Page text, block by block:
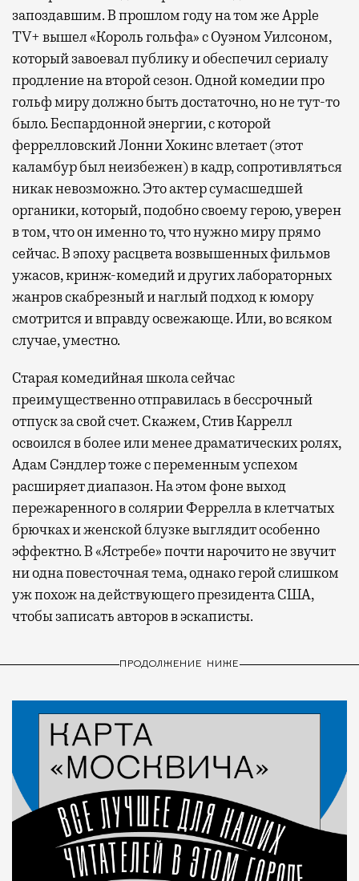
запоздавшим. В прошлом году на том же Apple
TV+ вышел «Король гольфа» с Оуэном Уилсоном,
который завоевал публику и обеспечил сериалу
продление на второй сезон. Одной комедии про
гольф миру должно быть достаточно, но не тут-то
было. Беспардонной энергии, с которой
феррелловский Лонни Хокинс влетает (этот
каламбур был неизбежен) в кадр, сопротивляться
никак невозможно. Это актер сумасшедшей
органики, который, подобно своему герою, уверен
в том, что он именно то, что нужно миру прямо
сейчас. В эпоху расцвета возвышенных фильмов
ужасов, кринж-комедий и других лабораторных
жанров скабрезный и наглый подход к юмору
смотрится и вправду освежающе. Или, во всяком
случае, уместно.
Старая комедийная школа сейчас
преимущественно отправилась в бессрочный
отпуск за свой счет. Скажем, Стив Каррелл
освоился в более или менее драматических ролях,
Адам Сэндлер тоже с переменным успехом
расширяет диапазон. На этом фоне выход
пережаренного в солярии Феррелла в клетчатых
брючках и женской блузке выглядит особенно
эффектно. В «Ястребе» почти нарочито не звучит
ни одна повесточная тема, однако герой слишком
уж похож на действующего президента США,
чтобы записать авторов в эскаписты.
ПРОДОЛЖЕНИЕ НИЖЕ